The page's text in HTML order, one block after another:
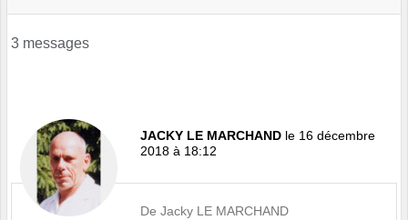
3 messages
JACKY LE MARCHAND le 16 décembre
2018 à 18:12
De Jacky LE MARCHAND